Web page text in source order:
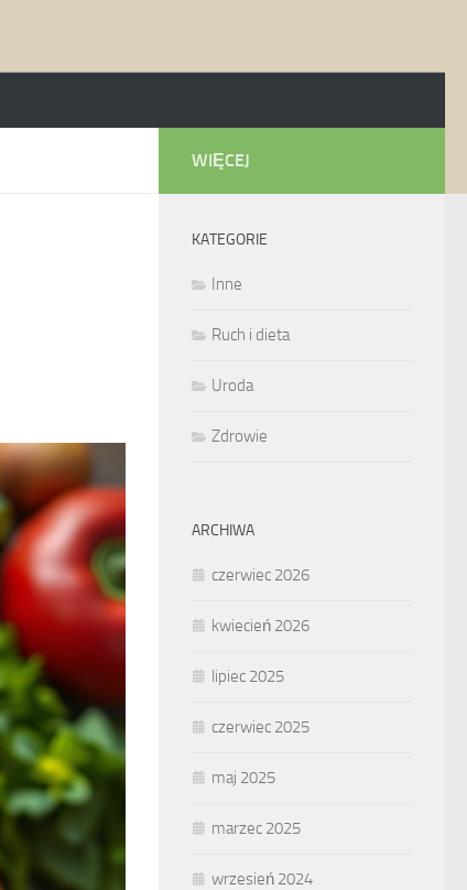
WIĘCEJ
KATEGORIE
Inne
Ruch i dieta
Uroda
Zdrowie
ARCHIWA
czerwiec 2026
kwiecień 2026
lipiec 2025
czerwiec 2025
maj 2025
marzec 2025
wrzesień 2024